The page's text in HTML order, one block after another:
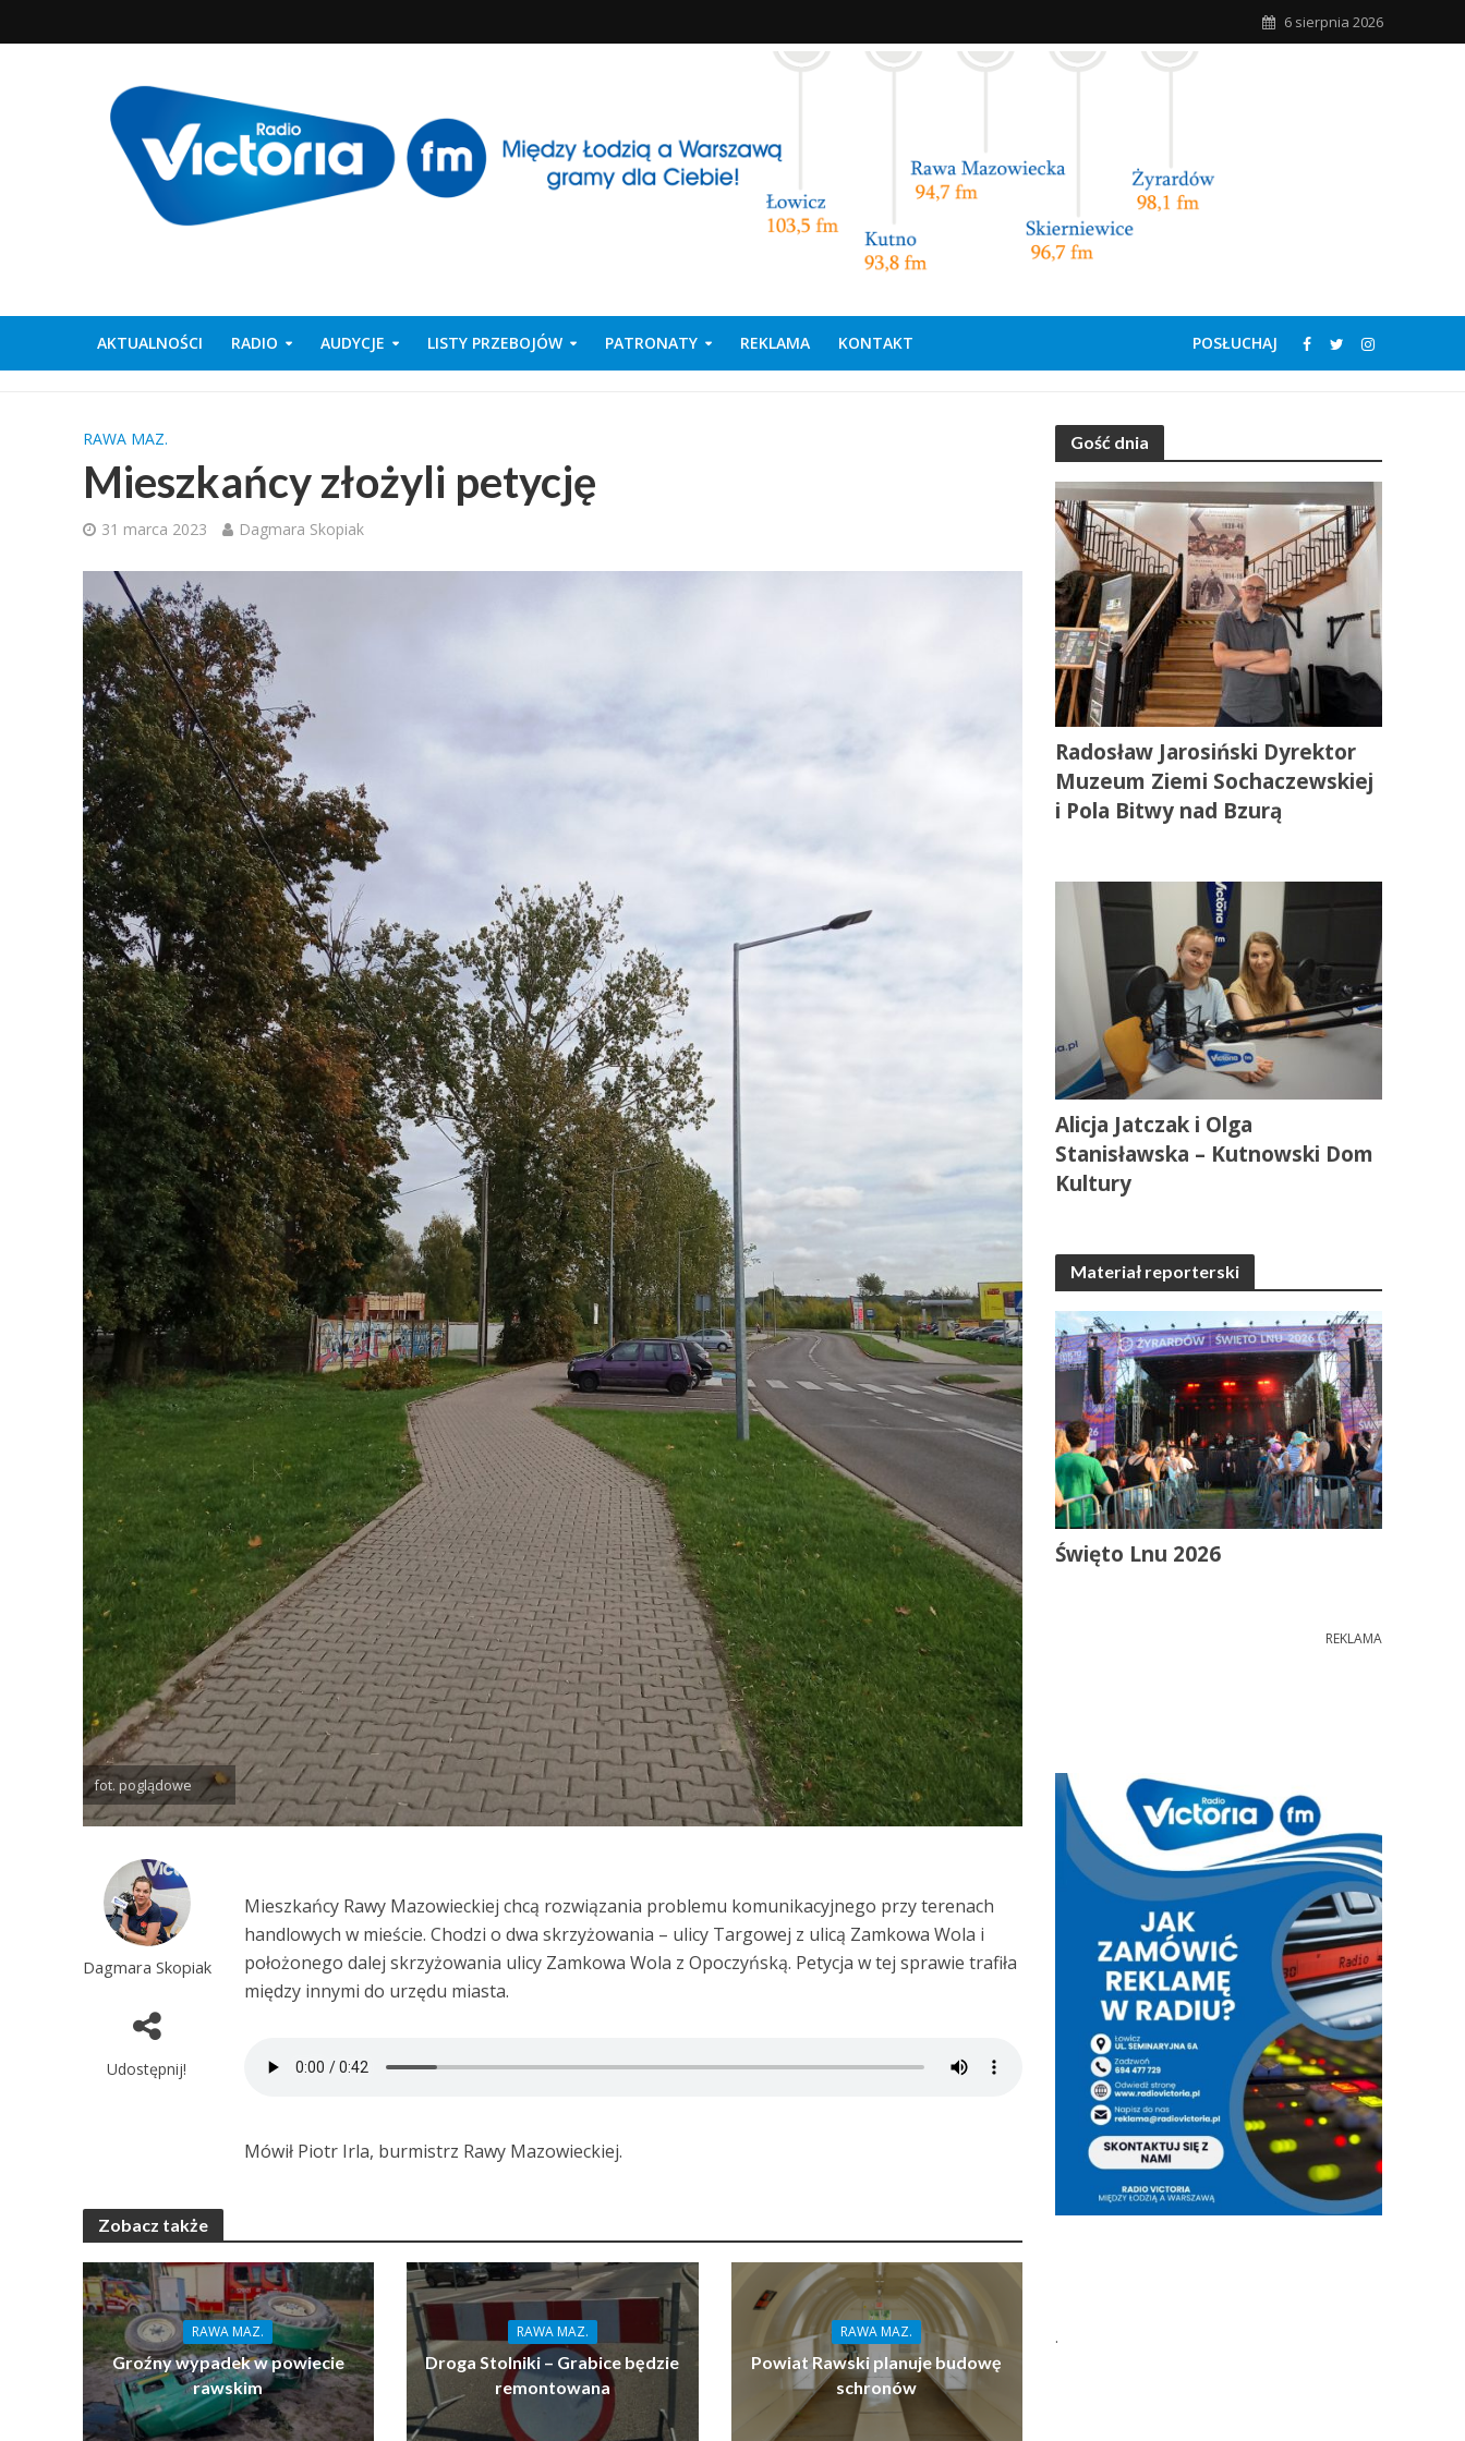
6 sierpnia 2026
AKTUALNOŚCI RADIO AUDYCJE LISTY PRZEBOJÓW PATRONATY REKLAMA KONTAKT POSŁUCHAJ
RAWA MAZ.
Mieszkańcy złożyli petycję
31 marca 2023 Dagmara Skopiak
fot. poglądowe
Dagmara Skopiak
Udostępnij!
Mieszkańcy Rawy Mazowieckiej chcą rozwiązania problemu komunikacyjnego przy terenach
handlowych w mieście. Chodzi o dwa skrzyżowania – ulicy Targowej z ulicą Zamkowa Wola i
położonego dalej skrzyżowania ulicy Zamkowa Wola z Opoczyńską. Petycja w tej sprawie trafiła
między innymi do urzędu miasta.
Mówił Piotr Irla, burmistrz Rawy Mazowieckiej.
Zobacz także
RAWA MAZ.
Groźny wypadek w powiecie
rawskim
RAWA MAZ.
Droga Stolniki – Grabice będzie
remontowana
RAWA MAZ.
Powiat Rawski planuje budowę
schronów
Gość dnia
Radosław Jarosiński Dyrektor
Muzeum Ziemi Sochaczewskiej
i Pola Bitwy nad Bzurą
Alicja Jatczak i Olga
Stanisławska – Kutnowski Dom
Kultury
Materiał reporterski
Święto Lnu 2026
REKLAMA
.